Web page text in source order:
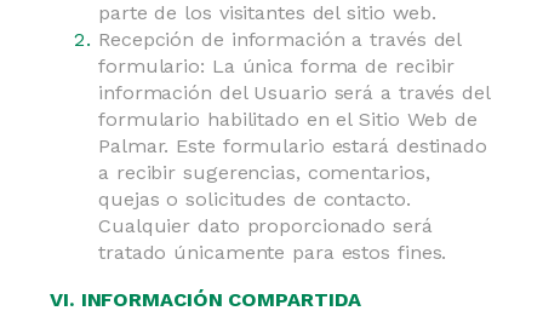
parte de los visitantes del sitio web.
Recepción de información a través del
formulario: La única forma de recibir
información del Usuario será a través del
formulario habilitado en el Sitio Web de
Palmar. Este formulario estará destinado
a recibir sugerencias, comentarios,
quejas o solicitudes de contacto.
Cualquier dato proporcionado será
tratado únicamente para estos fines.
VI. INFORMACIÓN COMPARTIDA